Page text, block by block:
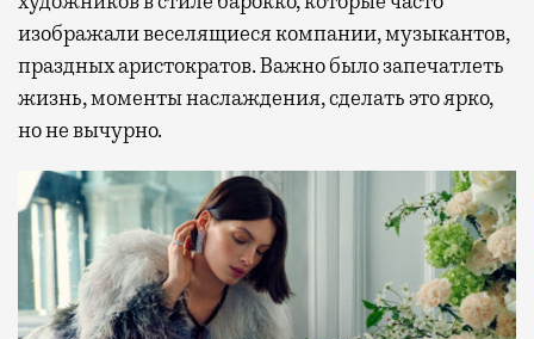
изображали веселящиеся компании, музыкантов,
праздных аристократов. Важно было запечатлеть
жизнь, моменты наслаждения, сделать это ярко,
но не вычурно.